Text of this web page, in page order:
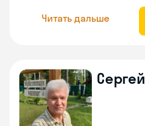
Читать дальше
Сергей